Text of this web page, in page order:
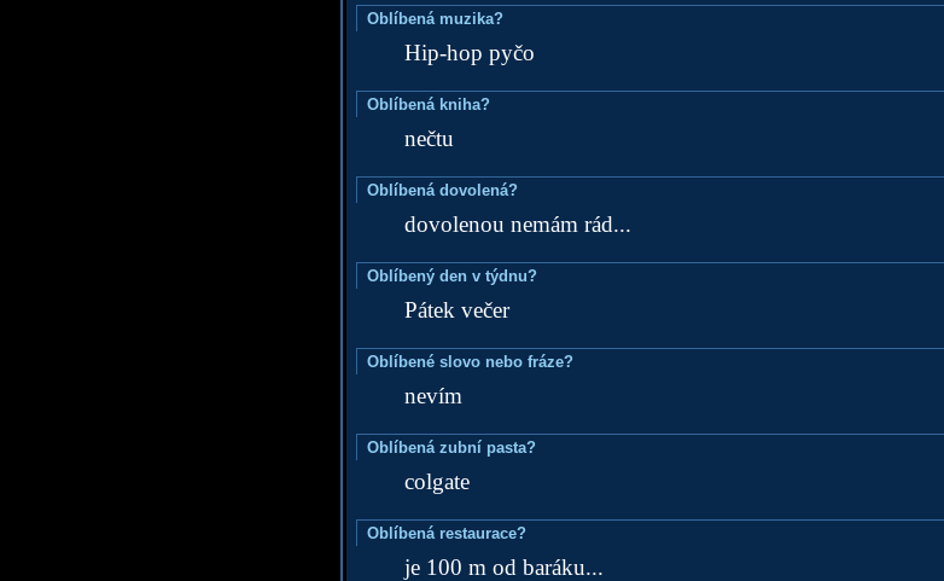
Oblíbená muzika?
Hip-hop pyčo
Oblíbená kniha?
nečtu
Oblíbená dovolená?
dovolenou nemám rád...
Oblíbený den v týdnu?
Pátek večer
Oblíbené slovo nebo fráze?
nevím
Oblíbená zubní pasta?
colgate
Oblíbená restaurace?
je 100 m od baráku...